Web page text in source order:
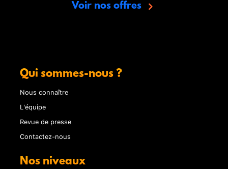
Voir nos offres
Qui sommes-nous ?
Nous connaître
L'équipe
Revue de presse
Contactez-nous
Nos niveaux